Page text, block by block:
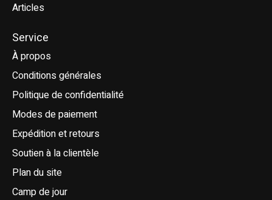
Articles
Service
À propos
Conditions générales
Politique de confidentialité
Modes de paiement
Expédition et retours
Soutien à la clientèle
Plan du site
Camp de jour